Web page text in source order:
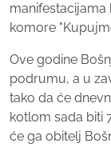
komore
Ove godine
podrumu, a u
tako da će
kotlom sada biti
će ga obitelj